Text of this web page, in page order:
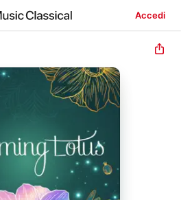
Accedi